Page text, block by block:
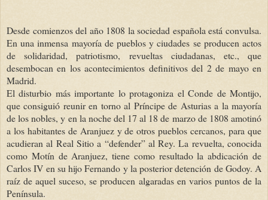
Desde comienzos del año 1808 la sociedad española está convulsa.
En una inmensa mayoría de pueblos y ciudades se producen actos
de solidaridad, patriotismo, revueltas ciudadanas, etc., que
desembocan en los acontecimientos definitivos del 2 de mayo en
Madrid.
El disturbio más importante lo protagoniza el Conde de Montijo,
que consiguió reunir en torno al Príncipe de Asturias a la mayoría
de los nobles, y en la noche del 17 al 18 de marzo de 1808 amotinó
a los habitantes de Aranjuez y de otros pueblos cercanos, para que
acudieran al Real Sitio a “defender” al Rey. La revuelta, conocida
como Motín de Aranjuez, tiene como resultado la abdicación de
Carlos IV en su hijo Fernando y la posterior detención de Godoy. A
raíz de aquel suceso, se producen algaradas en varios puntos de la
Península.